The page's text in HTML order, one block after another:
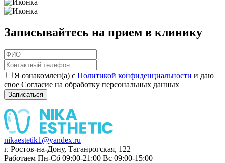
Записывайтесь на прием в клинику
Я ознакомлен(а) с Политикой конфиденциальности и даю
свое Согласие на обработку персональных данных
Записаться
nikaestetik1@yandex.ru
г. Ростов-на-Дону, Таганрогская, 122
Работаем Пн-Сб 09:00-21:00 Вс 09:00-15:00